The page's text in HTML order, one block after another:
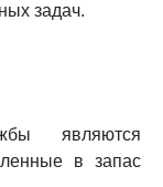
задач.
являются
в запас